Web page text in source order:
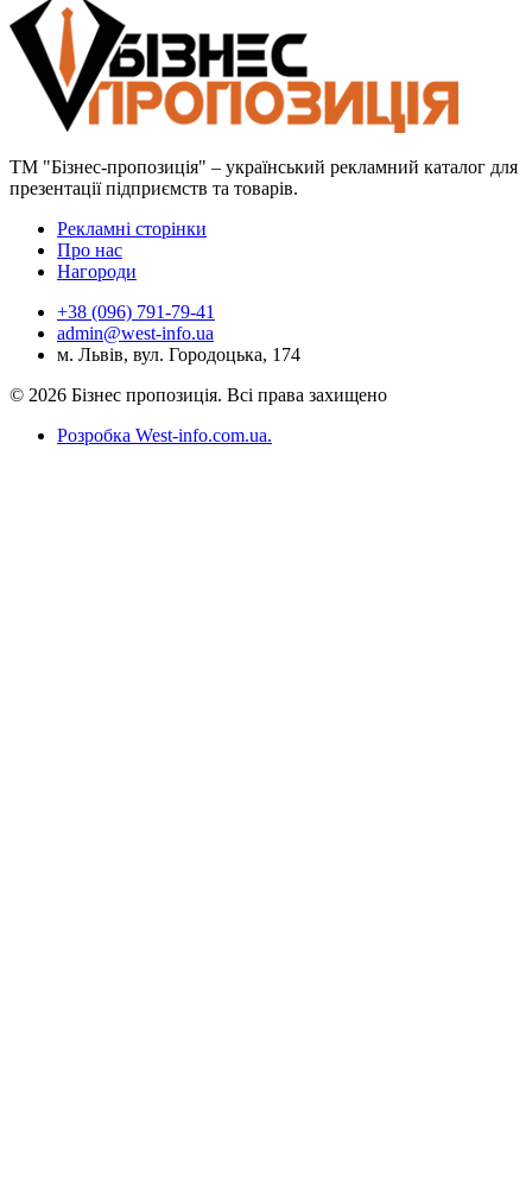
ТМ "Бізнес-пропозиція" – український рекламний каталог для
презентації підприємств та товарів.
Рекламні сторінки
Про нас
Нагороди
+38 (096) 791-79-41
admin@west-info.ua
м. Львів, вул. Городоцька, 174
© 2026 Бізнес пропозиція. Всі права захищено
Розробка West-info.com.ua.